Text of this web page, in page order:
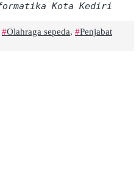
Kota Kediri
Olahraga sepeda,
Penjabat